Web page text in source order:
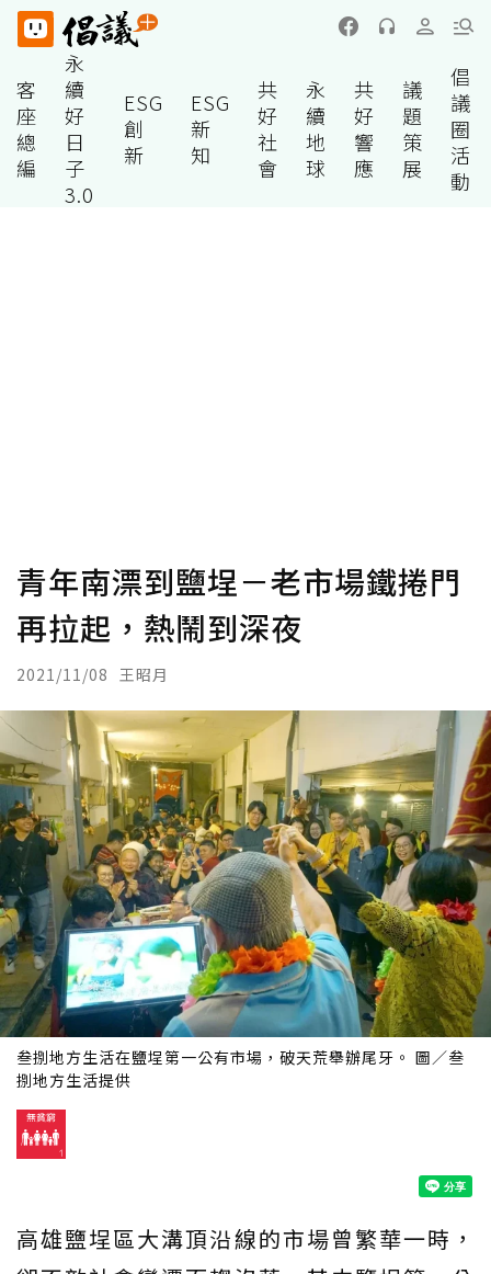
客
座
總
編
永
續
好
日
子
3.0
ESG
創
新
ESG
新
知
共
好
社
會
永
續
地
球
共
好
響
應
議
題
策
展
倡
議
圈
活
動
青年南漂到鹽埕－老市場鐵捲門
再拉起，熱鬧到深夜
2021/11/08 王昭月
叁捌地方生活在鹽埕第一公有市場，破天荒舉辦尾牙。 圖／叁
捌地方生活提供
高雄鹽埕區大溝頂沿線的市場曾繁華一時，